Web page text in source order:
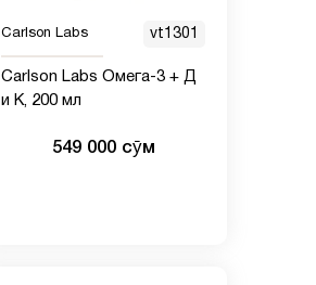
Carlson Labs vt1301
Carlson Labs Омега-3 + Д
и К, 200 мл
549 000 сӯм